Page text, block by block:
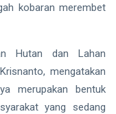
kobaran merembet
Hutan dan Lahan
mengatakan
merupakan bentuk
yang sedang